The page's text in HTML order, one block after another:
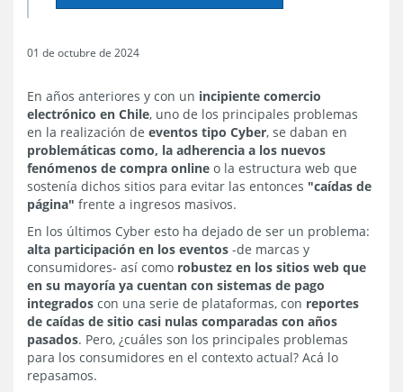
01 de octubre de 2024
En años anteriores y con un incipiente comercio
electrónico en Chile, uno de los principales problemas
en la realización de eventos tipo Cyber, se daban en
problemáticas como, la adherencia a los nuevos
fenómenos de compra online o la estructura web que
sostenía dichos sitios para evitar las entonces "caídas de
página" frente a ingresos masivos.
En los últimos Cyber esto ha dejado de ser un problema:
alta participación en los eventos -de marcas y
consumidores- así como robustez en los sitios web que
en su mayoría ya cuentan con sistemas de pago
integrados con una serie de plataformas, con reportes
de caídas de sitio casi nulas comparadas con años
pasados. Pero, ¿cuáles son los principales problemas
para los consumidores en el contexto actual? Acá lo
repasamos.